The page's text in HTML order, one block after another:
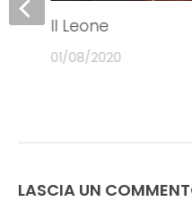
01/08/2020